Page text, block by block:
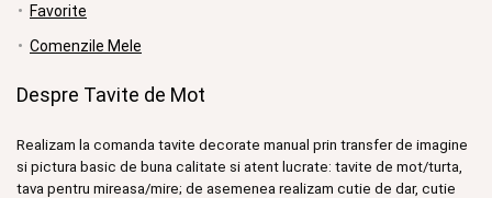
Favorite
Comenzile Mele
Despre Tavite de Mot
Realizam la comanda tavite decorate manual prin transfer de imagine
si pictura basic de buna calitate si atent lucrate: tavite de mot/turta,
tava pentru mireasa/mire; de asemenea realizam cutie de dar, cutie